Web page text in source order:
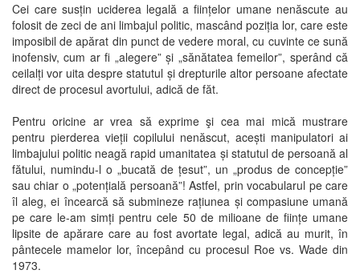
Cei care susțin uciderea legală a ființelor umane nenăscute au
folosit de zeci de ani limbajul politic, mascând poziția lor, care este
imposibil de apărat din punct de vedere moral, cu cuvinte ce sună
inofensiv, cum ar fi „alegere” și „sănătatea femeilor”, sperând că
ceilalți vor uita despre statutul și drepturile altor persoane afectate
direct de procesul avortului, adică de făt.
Pentru oricine ar vrea să exprime şi cea mai mică mustrare
pentru pierderea vieții copilului nenăscut, acești manipulatori ai
limbajului politic neagă rapid umanitatea și statutul de persoană al
fătului, numindu-l o „bucată de țesut”, un „produs de concepție”
sau chiar o „potențială persoană”! Astfel, prin vocabularul pe care
îl aleg, ei încearcă să submineze rațiunea și compasiune umană
pe care le-am simți pentru cele 50 de milioane de ființe umane
lipsite de apărare care au fost avortate legal, adică au murit, în
pântecele mamelor lor, începând cu procesul Roe vs. Wade din
1973.